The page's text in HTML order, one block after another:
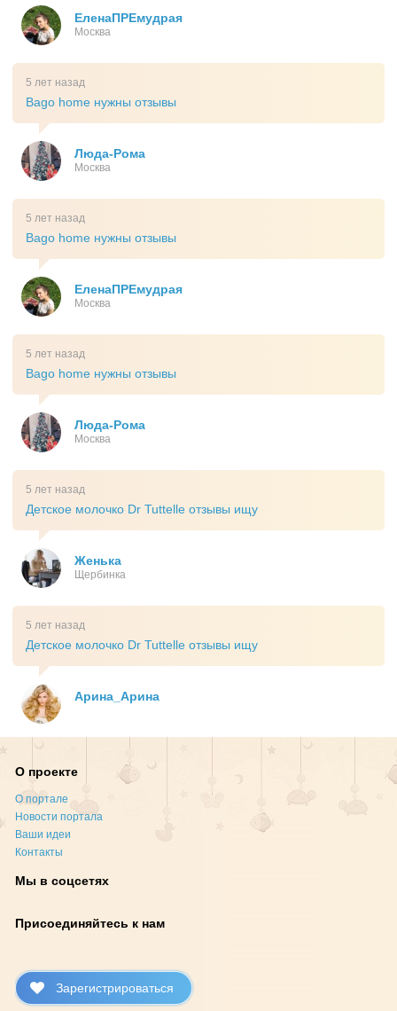
ЕленаПРЕмудрая
Москва
5 лет назад
Bago home нужны отзывы
Люда-Рома
Москва
5 лет назад
Bago home нужны отзывы
ЕленаПРЕмудрая
Москва
5 лет назад
Bago home нужны отзывы
Люда-Рома
Москва
5 лет назад
Детское молочко Dr Tuttelle отзывы ищу
Женька
Щербинка
5 лет назад
Детское молочко Dr Tuttelle отзывы ищу
Арина_Арина
О проекте
О портале
Новости портала
Ваши идеи
Контакты
Мы в соцсетях
Присоединяйтесь к нам
Зарегистрироваться